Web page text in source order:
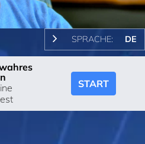
Video
SPRACHE: DE
START